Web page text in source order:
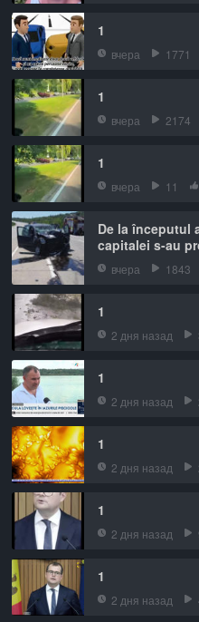
1
вчера 1771
1
вчера 2174
1
вчера 11
De la începutul
capitalei s-au
вчера 1843
1
2 дня назад
1
2 дня назад
1
2 дня назад
1
2 дня назад
1
2 дня назад